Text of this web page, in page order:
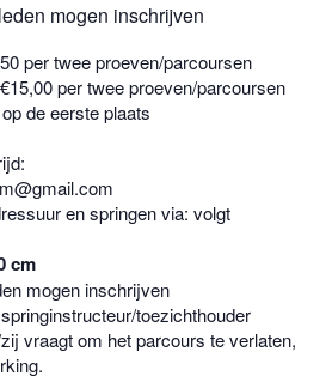
mogen inschrijven
per twee proeven/parcoursen
per twee proeven/parcoursen
de eerste plaats
en springen via: volgt
cm
mogen inschrijven
toezichthouder
vraagt om het parcours te verlaten,